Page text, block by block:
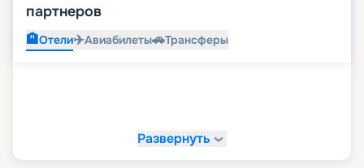
партнеров
🏨Отели✈️Авиабилеты🚗Трансферы
Развернуть